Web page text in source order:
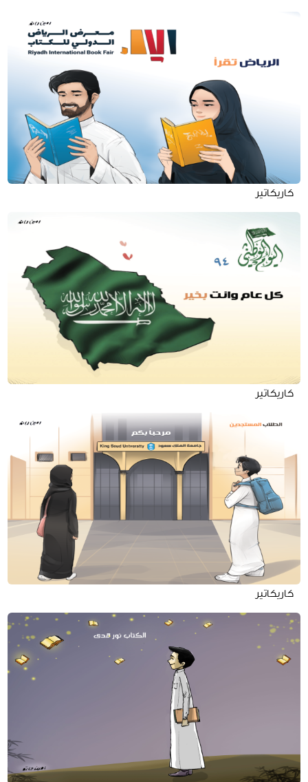
كاريكاتير
كاريكاتير
كاريكاتير